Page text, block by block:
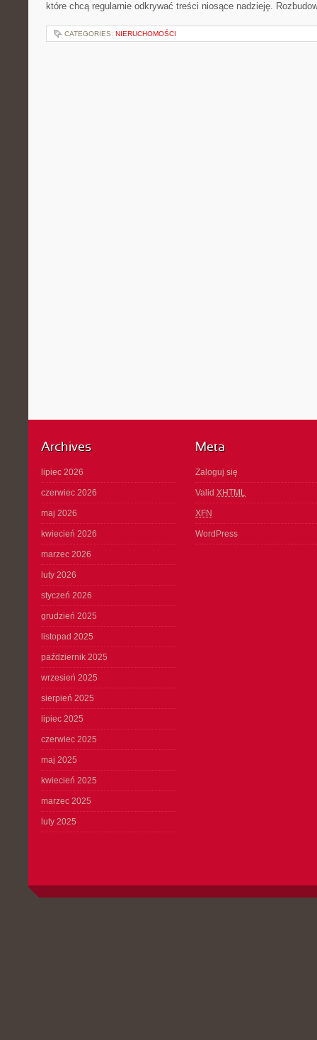
które chcą regularnie odkrywać treści niosące nadzieję.
CATEGORIES: NIERUCHOMOŚCI
Archives
lipiec 2026
czerwiec 2026
maj 2026
kwiecień 2026
marzec 2026
luty 2026
styczeń 2026
grudzień 2025
listopad 2025
październik 2025
wrzesień 2025
sierpień 2025
lipiec 2025
czerwiec 2025
maj 2025
kwiecień 2025
marzec 2025
luty 2025
Meta
Zaloguj się
Valid XHTML
XFN
WordPress